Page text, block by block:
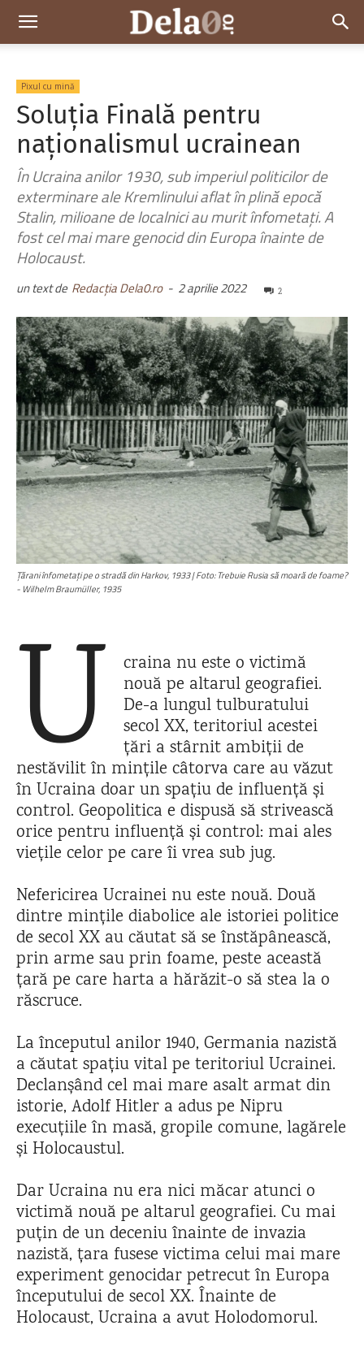
Dela0
Pixul cu mină
Soluția Finală pentru
naționalismul ucrainean
În Ucraina anilor 1930, sub imperiul politicilor de
exterminare ale Kremlinului aflat în plină epocă
Stalin, milioane de localnici au murit înfometați. A
fost cel mai mare genocid din Europa înainte de
Holocaust.
un text de Redacția Dela0.ro - 2 aprilie 2022 2
Țărani înfometați pe o stradă din Harkov, 1933 | Foto: Trebuie Rusia să moară de foame?
- Wilhelm Braumüller, 1935
U
craina nu este o victimă
nouă pe altarul geografiei.
De-a lungul tulburatului
secol XX, teritoriul acestei
țări a stârnit ambiții de
nestăvilit în mințile câtorva care au văzut
în Ucraina doar un spațiu de influență și
control. Geopolitica e dispusă să strivească
orice pentru influență și control: mai ales
viețile celor pe care îi vrea sub jug.
Nefericirea Ucrainei nu este nouă. Două
dintre mințile diabolice ale istoriei politice
de secol XX au căutat să se înstăpânească,
prin arme sau prin foame, peste această
țară pe care harta a hărăzit-o să stea la o
răscruce.
La începutul anilor 1940, Germania nazistă
a căutat spațiu vital pe teritoriul Ucrainei.
Declanșând cel mai mare asalt armat din
istorie, Adolf Hitler a adus pe Nipru
execuțiile în masă, gropile comune, lagărele
și Holocaustul.
Dar Ucraina nu era nici măcar atunci o
victimă nouă pe altarul geografiei. Cu mai
puțin de un deceniu înainte de invazia
nazistă, țara fusese victima celui mai mare
experiment genocidar petrecut în Europa
începutului de secol XX. Înainte de
Holocaust, Ucraina a avut Holodomorul.